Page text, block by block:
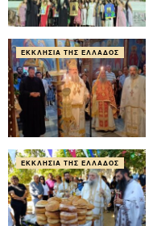
ΕΚΚΛΗΣΊΑ ΤΗΣ ΕΛΛΆΔΟΣ
ΕΚΚΛΗΣΊΑ ΤΗΣ ΕΛΛΆΔΟΣ